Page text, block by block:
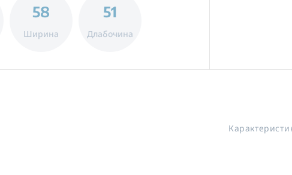
58
Ширина
51
Длабочина